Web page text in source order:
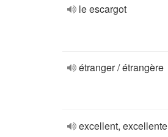
le escargot
étranger / étrangère
excellent, excellente